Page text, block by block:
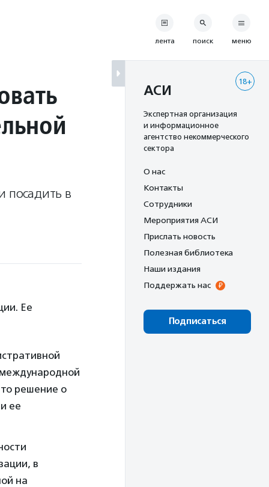
посадить в
Ее
международной
решение о
ее
в
на
лента поиск меню
18+
АСИ
Экспертная организация
и информационное
агентство некоммерческого
сектора
О нас
Контакты
Сотрудники
Мероприятия АСИ
Прислать новость
Полезная библиотека
Наши издания
Поддержать нас
Подписаться